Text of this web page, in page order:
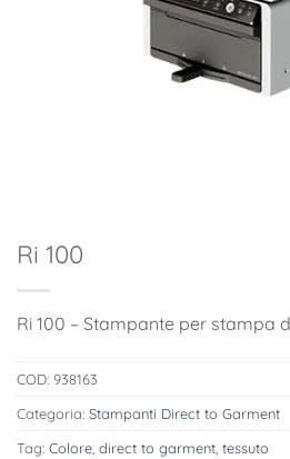
Ri 100
Ri 100 – Stampante per stampa
COD: 938163
Categoria: Stampanti Direct to Garment
Tag: Colore, direct to garment, tessuto